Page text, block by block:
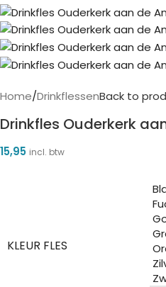
Home/DrinkflessenBack to
Drinkfles Ouderkerk
15,95 incl. btw
KLEUR FLES